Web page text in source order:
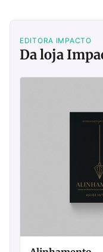
EDITORA IMPACTO
Da loja